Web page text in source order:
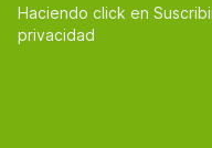
Haciendo click en
privacidad